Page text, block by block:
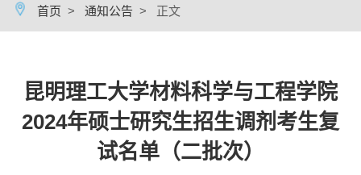
首页 > 通知公告 > 正文
昆明理工大学材料科学与工程学院
2024年硕士研究生招生调剂考生复
试名单（二批次）